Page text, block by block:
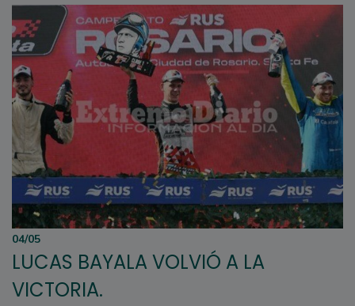
04/05
LUCAS BAYALA VOLVIÓ A LA
VICTORIA.